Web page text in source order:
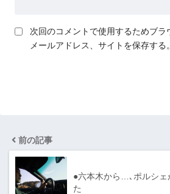
次回のコメントで使用するためブラ
メールアドレス、サイトを保存する。
前の記事
●六本木から…､ポルシェ
た